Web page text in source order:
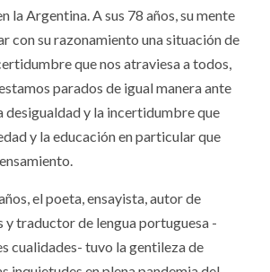
la Argentina. A sus 78 años, su mente
con su razonamiento una situación de
que nos atraviesa a todos,
parados de igual manera ante
desigualdad y la incertidumbre que
y la educación en particular que
el poeta, ensayista, autor de
y traductor de lengua portuguesa -
cualidades- tuvo la gentileza de